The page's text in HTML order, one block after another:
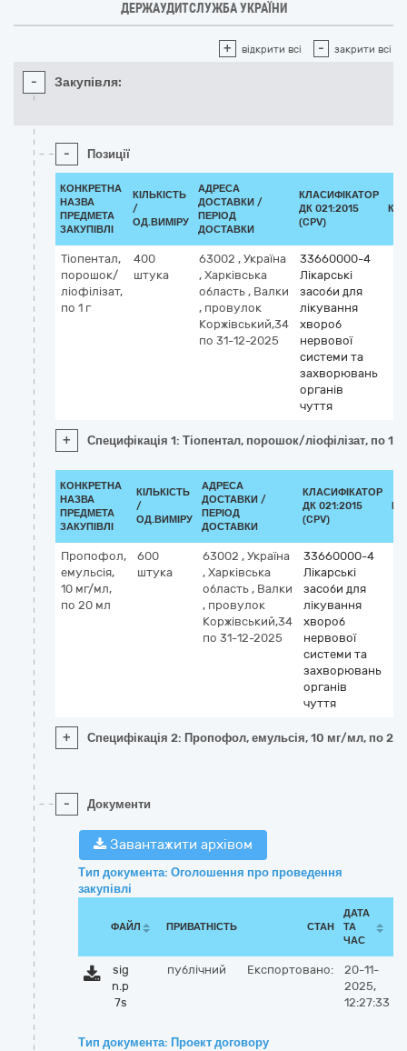
ДЕРЖАУДИТСЛУЖБА УКРАЇНИ
+ відкрити всі - закрити всі
- Закупівля:
- Позиції
КОНКРЕТНА
НАЗВА
ПРЕДМЕТА
ЗАКУПІВЛІ
КІЛЬКІСТЬ
/
ОД.ВИМІРУ
АДРЕСА
ДОСТАВКИ /
ПЕРІОД
ДОСТАВКИ
КЛАСИФІКАТОР
ДК 021:2015
(CPV)
Тіопентал,
порошок/
ліофілізат,
по 1 г
400
штука
63002 , Україна
, Харківська
область , Валки
, провулок
Коржівський,34
по 31-12-2025
33660000-4
Лікарські
засоби для
лікування
хвороб
нервової
системи та
захворювань
органів
чуття
+ Специфікація 1: Тіопентал, порошок/ліофілізат, по 1 г
КОНКРЕТНА
НАЗВА
ПРЕДМЕТА
ЗАКУПІВЛІ
КІЛЬКІСТЬ
/
ОД.ВИМІРУ
АДРЕСА
ДОСТАВКИ /
ПЕРІОД
ДОСТАВКИ
КЛАСИФІКАТОР
ДК 021:2015
(CPV)
Пропофол,
емульсія,
10 мг/мл,
по 20 мл
600
штука
63002 , Україна
, Харківська
область , Валки
, провулок
Коржівський,34
по 31-12-2025
33660000-4
Лікарські
засоби для
лікування
хвороб
нервової
системи та
захворювань
органів
чуття
+ Специфікація 2: Пропофол, емульсія, 10 мг/мл, по 20
- Документи
Завантажити архівом
Тип документа: Оголошення про проведення
закупівлі
ФАЙЛ ПРИВАТНІСТЬ СТАН
ДАТА
ТА
ЧАС
sig
n.p
7s
публічний Експортовано:
20-11-
2025,
12:27:33
Тип документа: Проект договору